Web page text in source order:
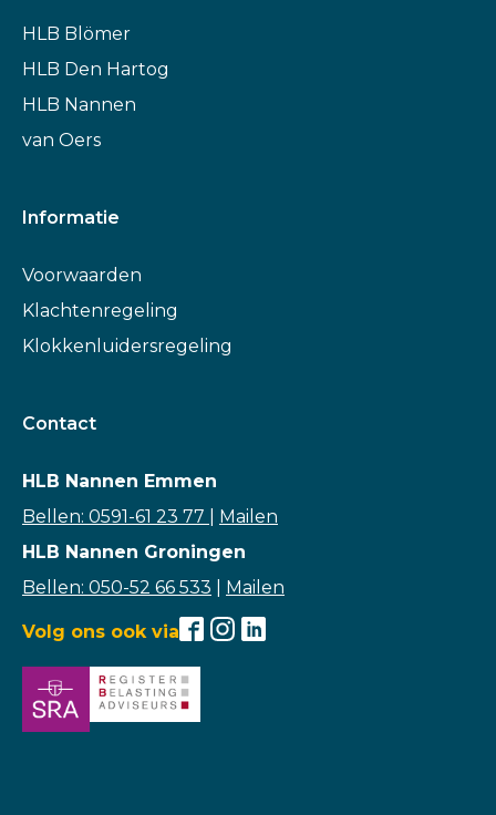
HLB Blömer
HLB Den Hartog
HLB Nannen
van Oers
Informatie
Voorwaarden
Klachtenregeling
Klokkenluidersregeling
Contact
HLB Nannen Emmen
Bellen: 0591-61 23 77
Mailen
HLB Nannen Groningen
Bellen: 050-52 66 533
Mailen
Volg ons ook via